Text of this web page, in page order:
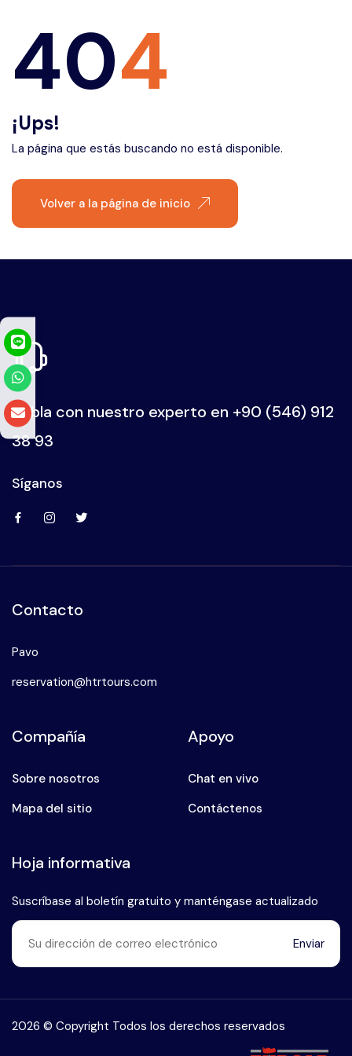
Habla con nuestro experto en
+90 (546) 912 38 93
404
¡Ups!
La página que estás buscando no está disponible.
Volver a la página de inicio
Habla con nuestro experto en +90 (546) 912
38 93
Síganos
Contacto
Pavo
reservation@htrtours.com
Compañía
Sobre nosotros
Mapa del sitio
Apoyo
Chat en vivo
Contáctenos
Hoja informativa
Suscríbase al boletín gratuito y manténgase actualizado
Enviar
2026 © Copyright Todos los derechos reservados